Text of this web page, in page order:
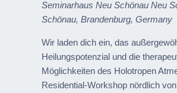
Seminarhaus Neu SchönauNeu
Schönau, Brandenburg, Germany
Wir laden dich ein, das
Heilungspotenzial und die
Möglichkeiten des Holotropen
Residential-Workshop nördlich